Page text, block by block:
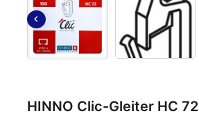
HINNO Clic-Gleiter HC 72